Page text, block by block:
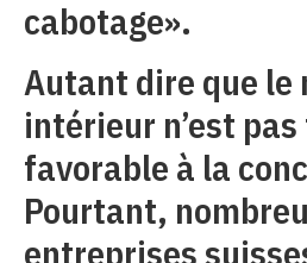
cabotage».
Autant dire que le
intérieur n’est
favorable à la
Pourtant,
entreprises